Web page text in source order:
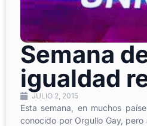
Semana
igualdad
JULIO 2, 2015
Esta semana, en muchos
conocido por Orgullo Gay,